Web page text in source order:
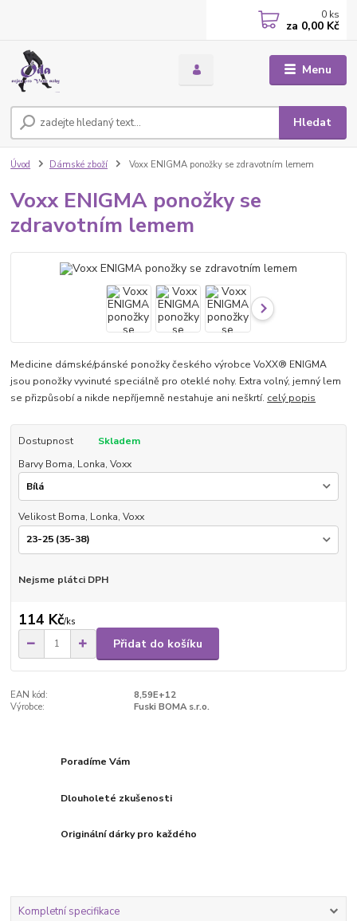
Menu
Hledat
0 ks
za 0,00 Kč
Úvod Dámské zboží Voxx ENIGMA ponožky se zdravotním lemem
Voxx ENIGMA ponožky se
zdravotním lemem
Medicine dámské/pánské ponožky českého výrobce VoXX® ENIGMA
jsou ponožky vyvinuté speciálně pro oteklé nohy. Extra volný, jemný lem
se přizpůsobí a nikde nepříjemně nestahuje ani neškrtí. celý popis
Dostupnost
Skladem
Barvy Boma, Lonka, Voxx
Velikost Boma, Lonka, Voxx
Nejsme plátci DPH
114 Kč/ks
Přidat do košíku
EAN kód:
8,59E+12
Výrobce:
Fuski BOMA s.r.o.
Poradíme Vám
Dlouholeté zkušenosti
Originální dárky pro každého
Kompletní specifikace